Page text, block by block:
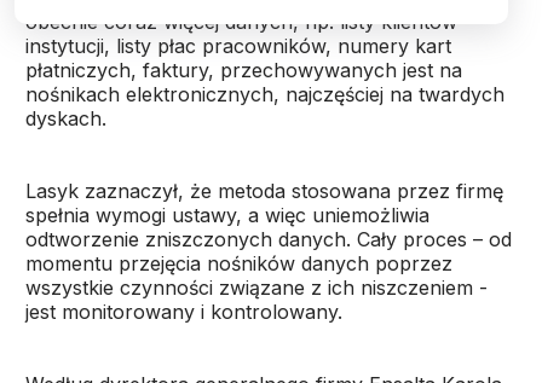
obecnie coraz więcej danych, np. listy klientów
instytucji, listy płac pracowników, numery kart
płatniczych, faktury, przechowywanych jest na
nośnikach elektronicznych, najczęściej na twardych
dyskach.
Lasyk zaznaczył, że metoda stosowana przez firmę
spełnia wymogi ustawy, a więc uniemożliwia
odtworzenie zniszczonych danych. Cały proces – od
momentu przejęcia nośników danych poprzez
wszystkie czynności związane z ich niszczeniem -
jest monitorowany i kontrolowany.